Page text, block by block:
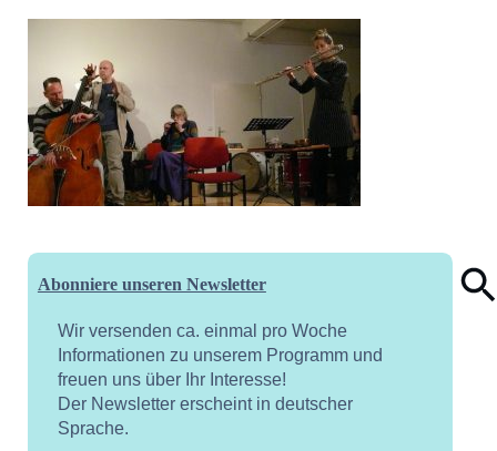
Abonniere unseren Newsletter
Wir versenden ca. einmal pro Woche
Informationen zu unserem Programm und
freuen uns über Ihr Interesse!
Der Newsletter erscheint in deutscher
Sprache.